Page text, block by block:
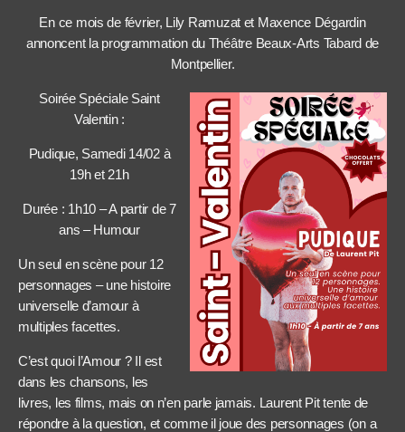
En ce mois de février, Lily Ramuzat et Maxence Dégardin
annoncent la programmation du Théâtre Beaux-Arts Tabard de
Montpellier.
Soirée Spéciale Saint
Valentin :
Pudique, Samedi 14/02 à
19h et 21h
Durée : 1h10 – A partir de 7
ans – Humour
Un seul en scène pour 12
personnages – une histoire
universelle d’amour à
multiples facettes.
C’est quoi l’Amour ? Il est
dans les chansons, les
livres, les films, mais on n’en parle jamais. Laurent Pit tente de
répondre à la question, et comme il joue des personnages (on a